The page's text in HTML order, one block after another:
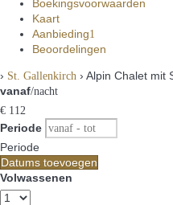
Boekingsvoorwaarden
Kaart
Aanbieding1
Beoordelingen
› St. Gallenkirch › Alpin Chalet mit
vanaf/nacht
€ 112
Periode
Periode
Datums toevoegen
Volwassenen